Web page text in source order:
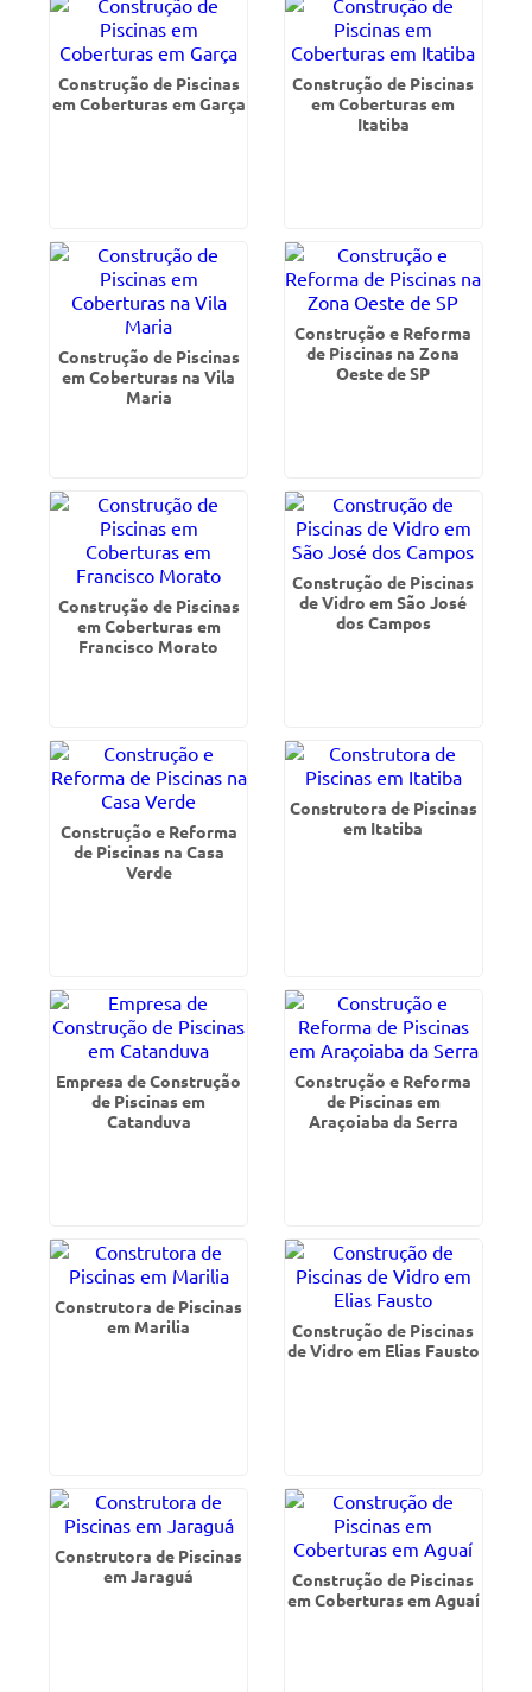
Construção de Piscinas
em Coberturas em Garça
Construção de Piscinas
em Coberturas em
Itatiba
Construção de Piscinas
em Coberturas na Vila
Maria
Construção e Reforma
de Piscinas na Zona
Oeste de SP
Construção de Piscinas
em Coberturas em
Francisco Morato
Construção de Piscinas
de Vidro em São José
dos Campos
Construção e Reforma
de Piscinas na Casa
Verde
Construtora de Piscinas
em Itatiba
Empresa de Construção
de Piscinas em
Catanduva
Construção e Reforma
de Piscinas em
Araçoiaba da Serra
Construtora de Piscinas
em Marilia
Construção de Piscinas
de Vidro em Elias Fausto
Construtora de Piscinas
em Jaraguá
Construção de Piscinas
em Coberturas em Aguaí